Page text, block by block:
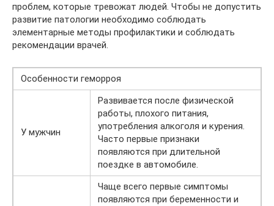
проблем, которые тревожат людей. Чтобы не допустить
развитие патологии необходимо соблюдать
элементарные методы профилактики и соблюдать
рекомендации врачей.
Особенности геморроя
У мужчин
Развивается после физической
работы, плохого питания,
употребления алкоголя и курения.
Часто первые признаки
появляются при длительной
поездке в автомобиле.
Чаще всего первые симптомы
появляются при беременности и